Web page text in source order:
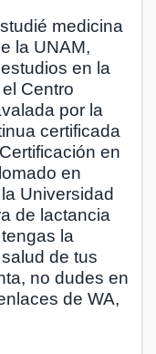
medicina
la UNAM,
en la
Centro
por la
certificada
en
en
Universidad
de lactancia
la
de tus
no dudes en
de WA,